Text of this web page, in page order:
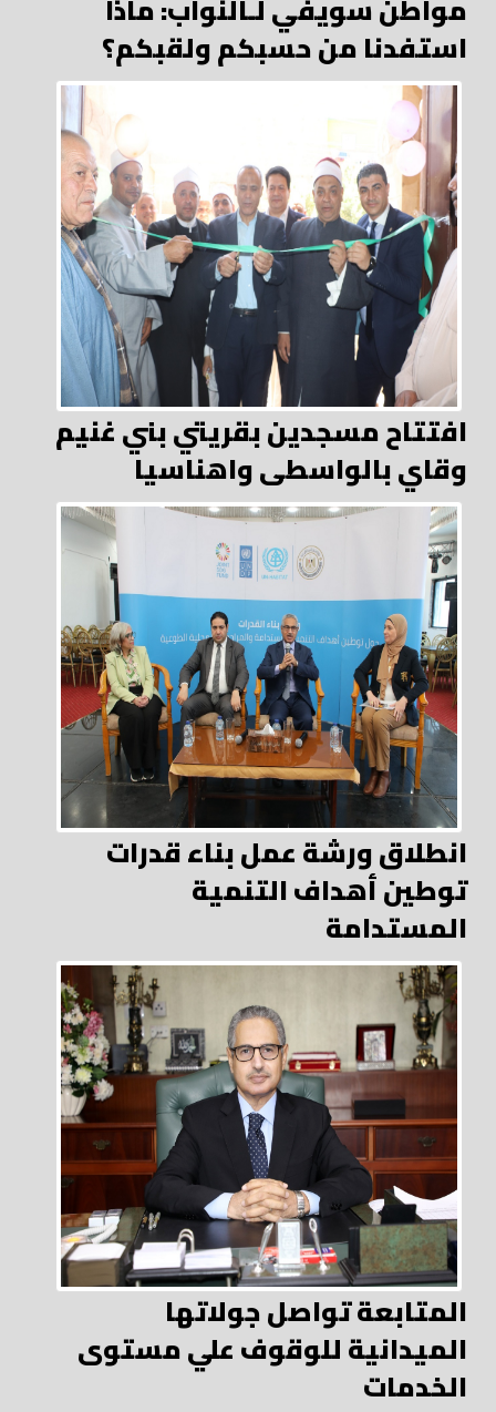
مواطن سويفي لـالنواب: ماذا
استفدنا من حسبكم ولقبكم؟
افتتاح مسجدين بقريتي بني غنيم
وقاي بالواسطى واهناسيا
انطلاق ورشة عمل بناء قدرات
توطين أهداف التنمية
المستدامة
المتابعة تواصل جولاتها
الميدانية للوقوف علي مستوى
الخدمات